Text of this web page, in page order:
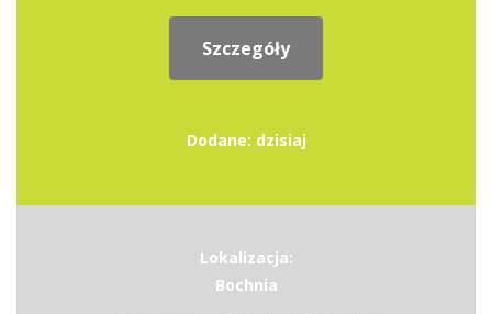
Szczegóły
Dodane: dzisiaj
Lokalizacja:
Bochnia